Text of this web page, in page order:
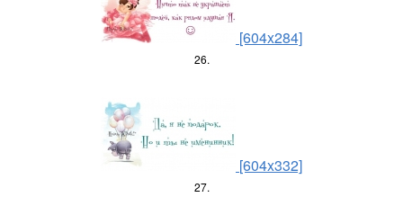
[604x284]
26.
[604x332]
27.